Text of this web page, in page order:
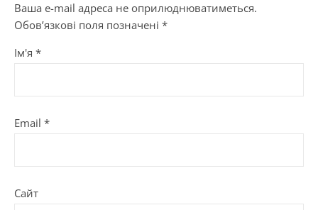
Ваша e-mail адреса не оприлюднюватиметься.
Обов’язкові поля позначені *
Ім'я *
Email *
Сайт